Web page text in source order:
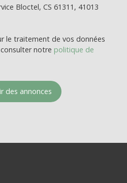
Bloctel, CS 61311, 41013
le traitement de vos données
notre politique de
des annonces